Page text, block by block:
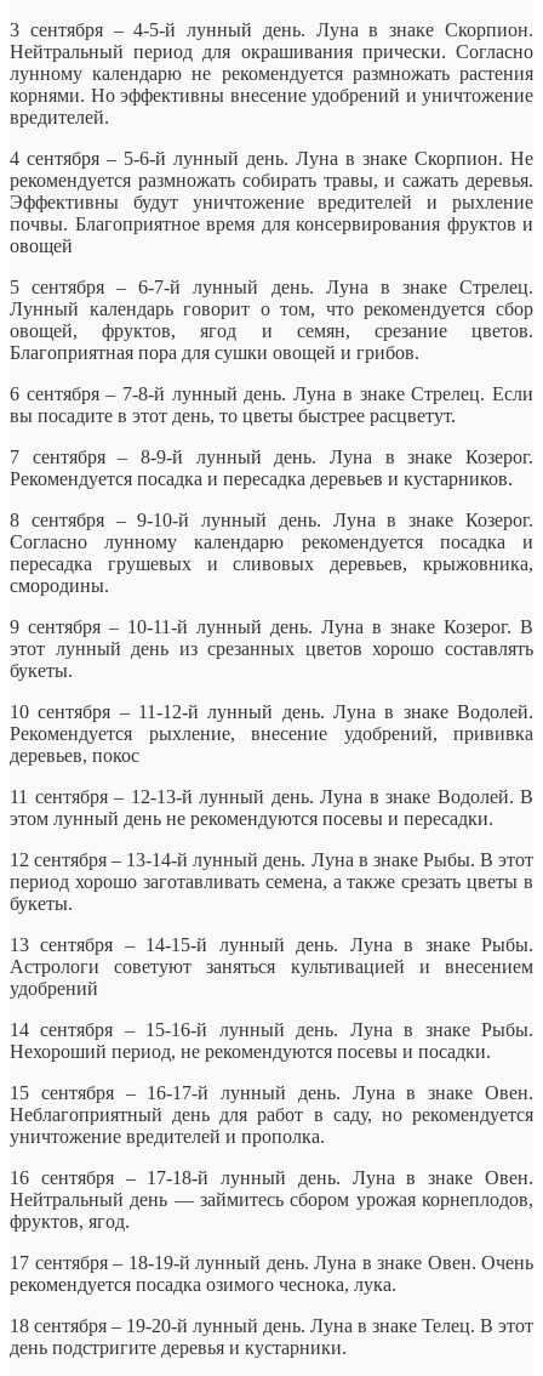
3 сентября – 4-5-й лунный день. Луна в знаке Скорпион.
Нейтральный период для окрашивания прически. Согласно
лунному календарю не рекомендуется размножать растения
корнями. Но эффективны внесение удобрений и уничтожение
вредителей.
4 сентября – 5-6-й лунный день. Луна в знаке Скорпион. Не
рекомендуется размножать собирать травы, и сажать деревья.
Эффективны будут уничтожение вредителей и рыхление
почвы. Благоприятное время для консервирования фруктов и
овощей
5 сентября – 6-7-й лунный день. Луна в знаке Стрелец.
Лунный календарь говорит о том, что рекомендуется сбор
овощей, фруктов, ягод и семян, срезание цветов.
Благоприятная пора для сушки овощей и грибов.
6 сентября – 7-8-й лунный день. Луна в знаке Стрелец. Если
вы посадите в этот день, то цветы быстрее расцветут.
7 сентября – 8-9-й лунный день. Луна в знаке Козерог.
Рекомендуется посадка и пересадка деревьев и кустарников.
8 сентября – 9-10-й лунный день. Луна в знаке Козерог.
Согласно лунному календарю рекомендуется посадка и
пересадка грушевых и сливовых деревьев, крыжовника,
смородины.
9 сентября – 10-11-й лунный день. Луна в знаке Козерог. В
этот лунный день из срезанных цветов хорошо составлять
букеты.
10 сентября – 11-12-й лунный день. Луна в знаке Водолей.
Рекомендуется рыхление, внесение удобрений, прививка
деревьев, покос
11 сентября – 12-13-й лунный день. Луна в знаке Водолей. В
этом лунный день не рекомендуются посевы и пересадки.
12 сентября – 13-14-й лунный день. Луна в знаке Рыбы. В этот
период хорошо заготавливать семена, а также срезать цветы в
букеты.
13 сентября – 14-15-й лунный день. Луна в знаке Рыбы.
Астрологи советуют заняться культивацией и внесением
удобрений
14 сентября – 15-16-й лунный день. Луна в знаке Рыбы.
Нехороший период, не рекомендуются посевы и посадки.
15 сентября – 16-17-й лунный день. Луна в знаке Овен.
Неблагоприятный день для работ в саду, но рекомендуется
уничтожение вредителей и прополка.
16 сентября – 17-18-й лунный день. Луна в знаке Овен.
Нейтральный день — займитесь сбором урожая корнеплодов,
фруктов, ягод.
17 сентября – 18-19-й лунный день. Луна в знаке Овен. Очень
рекомендуется посадка озимого чеснока, лука.
18 сентября – 19-20-й лунный день. Луна в знаке Телец. В этот
день подстригите деревья и кустарники.